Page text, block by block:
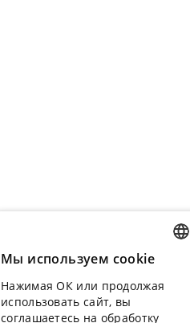
Мы используем сookie
Нажимая ОК или продолжая
использовать сайт, вы
соглашаетесь на обработку